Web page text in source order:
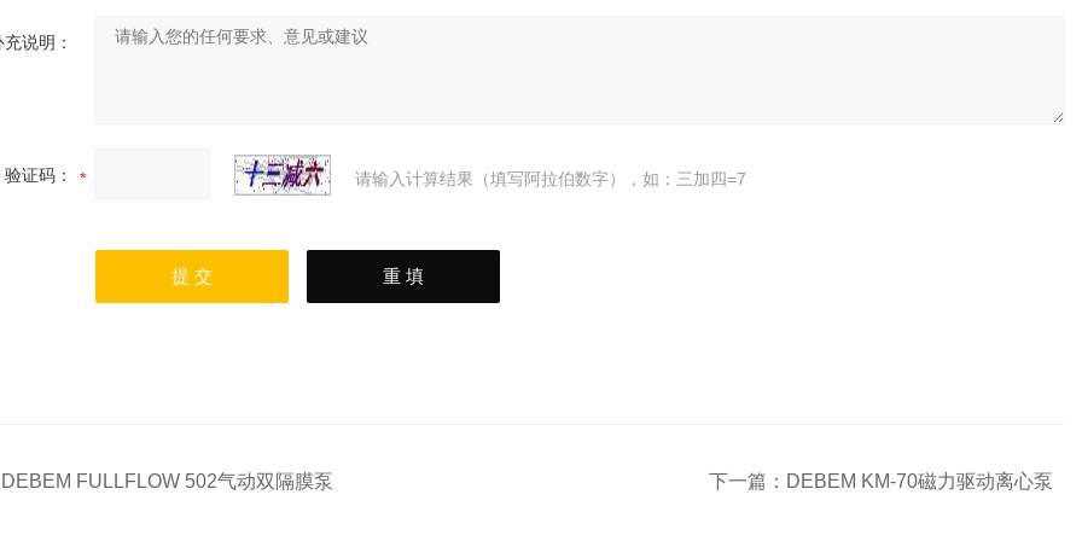
充说明：
验证码： 请输入计算结果（填写阿拉伯数字），如：三加四=7
DEBEM FULLFLOW 502气动双隔膜泵 下一篇： DEBEM KM-70磁力驱动离心泵